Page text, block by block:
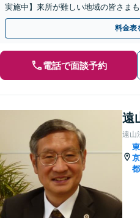
実施中】来所が難しい地域の皆さま
さい【メディア出演】【早朝・夜間
料金表
電話で面談予約
遠
遠山
東
京
都